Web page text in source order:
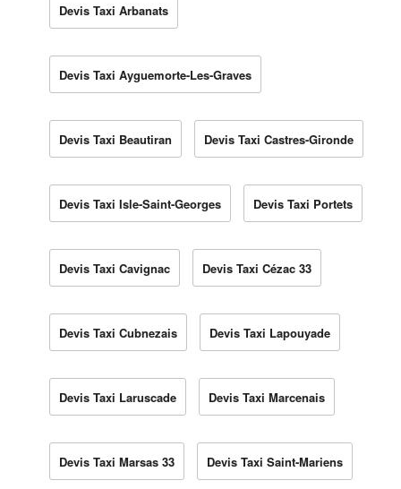
Devis Taxi Arbanats
Devis Taxi Ayguemorte-Les-Graves
Devis Taxi Beautiran Devis Taxi Castres-Gironde
Devis Taxi Isle-Saint-Georges Devis Taxi Portets
Devis Taxi Cavignac Devis Taxi Cézac 33
Devis Taxi Cubnezais Devis Taxi Lapouyade
Devis Taxi Laruscade Devis Taxi Marcenais
Devis Taxi Marsas 33 Devis Taxi Saint-Mariens